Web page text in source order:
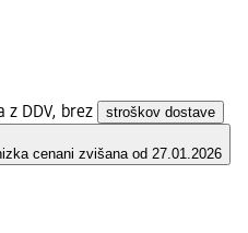
z DDV, brez stroškov dostave
cenani zvišana od 27.01.2026